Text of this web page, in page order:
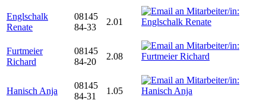
Englschalk
Renate
08145
84-33
2.01
Furtmeier
Richard
08145
84-20
2.08
Hanisch Anja
08145
84-31
1.05